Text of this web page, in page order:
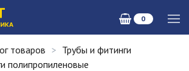
0
товаров
Трубы и фитинги
полипропиленовые